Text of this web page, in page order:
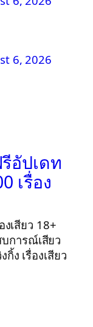
6, 2026
อัปเดท
เรื่อง
งเสียว 18+
การณ์เสียว
กิ้ง เรื่องเสียว